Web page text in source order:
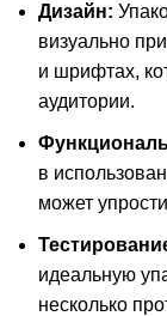
Дизайн:
визуально
и шрифтах,
аудитории.
в
может
идеальную
несколько